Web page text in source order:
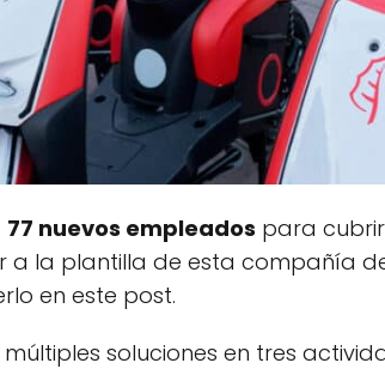
77 nuevos empleados para
a la plantilla de esta compañía
en este post.
soluciones en tres